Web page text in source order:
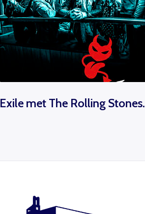
Exile met The Rolling Stones.